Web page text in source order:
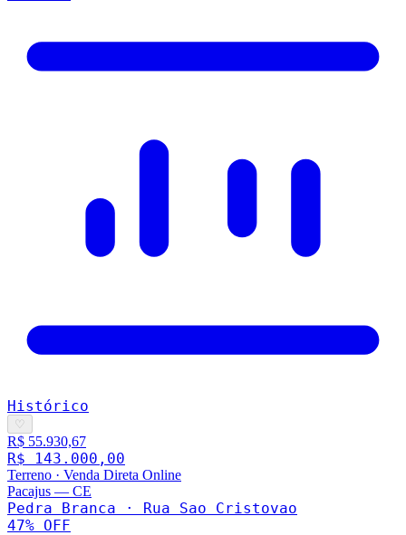
Histórico
♡
R$ 55.930,67
R$ 143.000,00
Terreno · Venda Direta Online
Pacajus — CE
Pedra Branca · Rua Sao Cristovao
47% OFF